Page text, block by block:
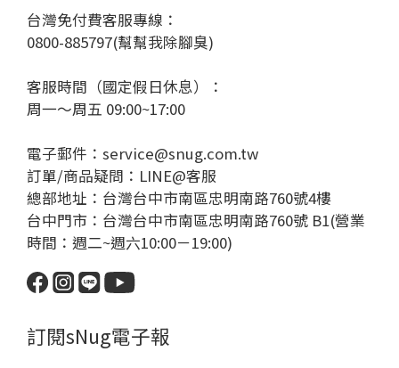
台灣免付費客服專線：
0800-885797(幫幫我除腳臭)
客服時間（國定假日休息）：
周一～周五 09:00~17:00
電子郵件：service@snug.com.tw
訂單/商品疑問： LINE@客服
總部地址：台灣台中市南區忠明南路760號4樓
台中門市：台灣台中市南區忠明南路760號 B1(營業
時間：週二~週六10:00－19:00)
訂閱sNug電子報